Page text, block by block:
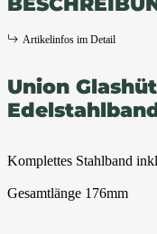
Artikelinfos im Detail
Union
Komplettes Stahlband
Gesamtlänge 176mm